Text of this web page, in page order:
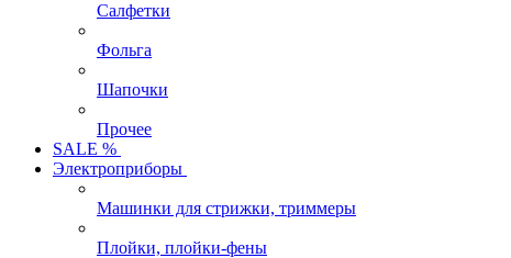
Салфетки
Фольга
Шапочки
Прочее
SALE %
Электроприборы
Машинки для стрижки, триммеры
Плойки, плойки-фены